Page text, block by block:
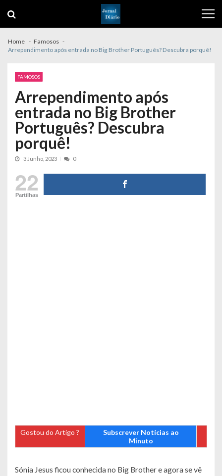
navigation
content
Home
Famosos
Arrependimento após entrada no Big Brother Português? Descubra porquê!
FAMOSOS
Arrependimento após
entrada no Big Brother
Português? Descubra
porquê!
3 Junho, 2023 0
22
Partilhas
Gostou do Artigo ?
Subscrever Notícias ao
Minuto
Sónia Jesus ficou conhecida no Big Brother e agora se vê